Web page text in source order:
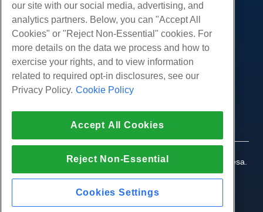
Produtos
Hospedagem na web
Hospedagem Empresarial
Revendedor com etiqueta em branco
Linux gerenciado VPS
Windows não gerenciado VPS
Servidores de nuvem
Balanceadores de carga
Armazenamento em Bloco
Armazenamento de Objetos
SSL Certificados
Serviços
Migrações de sites
Comunidade
Documentação do Produto
Tutoriais
Companhia
Sobre nós
Contate-Nos
pressione
Programa de Afiliados
Aplicação da lei
Acordo de Afiliado
Apoio, suporte
Conversar ao vivo conosco
Abra um bilhete de suporte
© 2010-2026 Hostwinds, uma HostPapa Inc. empresa.
our site with our social media, advertising, and
analytics partners. Below, you can "Accept All
Cookies" or "Reject Non-Essential" cookies. For
more details on the data we process and how to
exercise your rights, and to view information
related to required opt-in disclosures, see our
Privacy Policy. Cookie Policy
Accept All Cookies
Reject Non-Essential
Cookies Settings